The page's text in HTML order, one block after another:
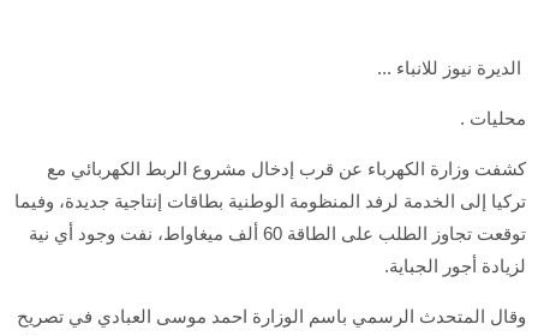
الديرة نيوز للانباء ...
محليات .
كشفت وزارة الكهرباء عن قرب إدخال مشروع الربط الكهربائي مع
تركيا إلى الخدمة لرفد المنظومة الوطنية بطاقات إنتاجية جديدة، وفيما
توقعت تجاوز الطلب على الطاقة 60 ألف ميغاواط، نفت وجود أي نية
لزيادة أجور الجباية.
وقال المتحدث الرسمي باسم الوزارة احمد موسى العبادي في تصريح